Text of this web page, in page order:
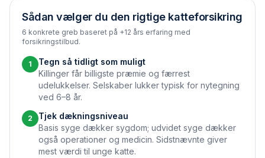
Sådan vælger du den rigtige katteforsikring
6 konkrete greb baseret på +12 års erfaring med
forsikringstilbud.
1
Tegn så tidligt som muligt
Killinger får billigste præmie og færrest
udelukkelser. Selskaber lukker typisk for nytegning
ved 6–8 år.
2
Tjek dækningsniveau
Basis syge dækker sygdom; udvidet syge dækker
også operationer og medicin. Sidstnævnte giver
mest værdi til unge katte.